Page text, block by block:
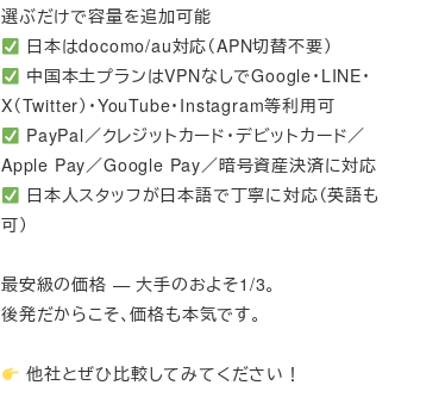
選ぶだけで容量を追加可能
日本はdocomo/au対応（APN切替不要）
中国本土プランはVPNなしでGoogle・LINE・
X（Twitter）・YouTube・Instagram等利用可
PayPal／クレジットカード・デビットカード／
Apple Pay／Google Pay／暗号資産決済に対応
日本人スタッフが日本語で丁寧に対応（英語も
可）
最安級の価格 — 大手のおよそ1/3。
後発だからこそ、価格も本気です。
他社とぜひ比較してみてください！